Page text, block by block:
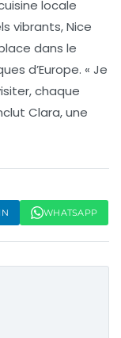
locale
vibrants, Nice
dans le
d’Europe. « Je
chaque
Clara, une
WHATSAPP